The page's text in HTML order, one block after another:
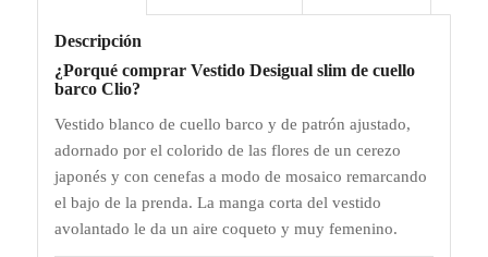
Descripción
¿Porqué comprar Vestido Desigual slim de cuello
barco Clio?
Vestido blanco de cuello barco y de patrón ajustado,
adornado por el colorido de las flores de un cerezo
japonés y con cenefas a modo de mosaico remarcando
el bajo de la prenda. La manga corta del vestido
avolantado le da un aire coqueto y muy femenino.